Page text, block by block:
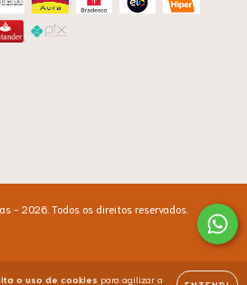
o uso de cookies para agilizar a
- 2026. Todos os direitos reservados.